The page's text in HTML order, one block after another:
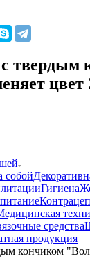
твердым
цвет
собой
Гигиена
средства
продукция
кончиком